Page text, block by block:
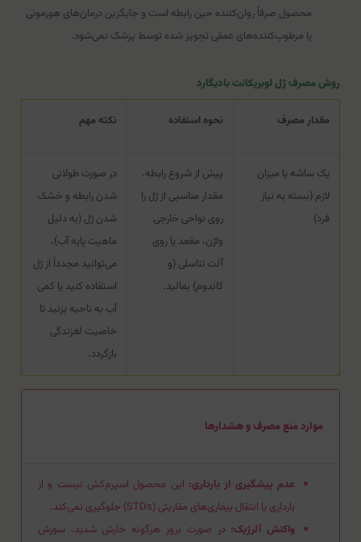
محصول صرفاً روان‌کننده حین رابطه است و جایگزین درمان‌های هورمونی
یا مرطوب‌کننده‌های عمقی تجویز شده توسط پزشک نمی‌شود.
روش مصرف ژل لوبریکانت بادیگارد
مقدار مصرف نحوه استفاده نکته مهم
یک ساشه یا میزان
لازم (بسته به نیاز
فرد)
پیش از شروع رابطه،
مقدار مناسبی از ژل را
روی نواحی خارجی
واژن، مقعد یا روی
آلت تناسلی (و
کاندوم) بمالید.
در صورت طولانی
شدن رابطه و خشک
شدن ژل (به دلیل
ماهیت پایه آب)،
می‌توانید مجدداً از ژل
استفاده کنید یا کمی
آب به ناحیه بزنید تا
خاصیت لغزندگی
بازگردد.
موارد منع مصرف و هشدارها
عدم پیشگیری از بارداری: این محصول اسپرم‌کش نیست و از
بارداری یا انتقال بیماری‌های مقاربتی (STDs) جلوگیری نمی‌کند.
واکنش آلرژیک: در صورت بروز هرگونه خارش شدید، سوزش